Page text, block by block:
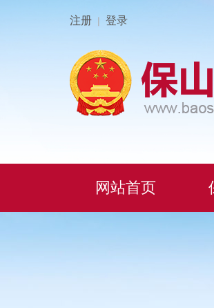
注册 | 登录
网站首页